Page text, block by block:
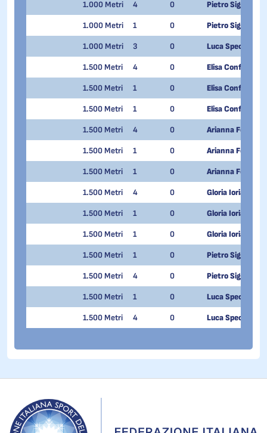
1.000 Metri 4 0 Pietro Sighel
1.000 Metri 1 0 Pietro Sighel
1.000 Metri 3 0 Luca
1.500 Metri 4 0 Elisa Confortola
1.500 Metri 1 0 Elisa Confortola
1.500 Metri 1 0 Elisa Confortola
1.500 Metri 4 0 Arianna Fontana
1.500 Metri 1 0 Arianna Fontana
1.500 Metri 1 0 Arianna Fontana
1.500 Metri 4 0 Gloria Ioriatti
1.500 Metri 1 0 Gloria Ioriatti
1.500 Metri 1 0 Gloria Ioriatti
1.500 Metri 1 0 Pietro Sighel
1.500 Metri 4 0 Pietro Sighel
1.500 Metri 1 0 Luca
1.500 Metri 4 0 Luca